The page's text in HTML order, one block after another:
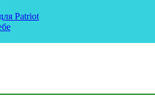
Patriot